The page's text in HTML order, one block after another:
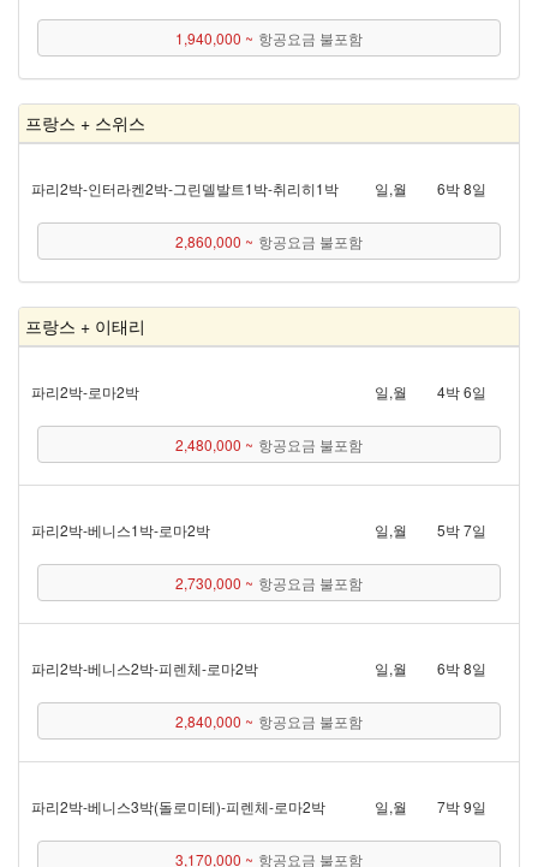
1,940,000 ~ 항공요금 불포함
프랑스 + 스위스
파리 2박 - 인터라켄 2박 - 그린델발트 1박 - 취리히 1박 일,월 6박 8일
2,860,000 ~ 항공요금 불포함
프랑스 + 이태리
파리 2박 - 로마 2박 일,월 4박 6일
2,480,000 ~ 항공요금 불포함
파리 2박 - 베니스 1박 - 로마 2박 일,월 5박 7일
2,730,000 ~ 항공요금 불포함
파리 2박 - 베니스 2박 - 피렌체 - 로마 2박 일,월 6박 8일
2,840,000 ~ 항공요금 불포함
파리 2박 - 베니스 3박(돌로미테) - 피렌체 - 로마 2박 일,월 7박 9일
3,170,000 ~ 항공요금 불포함